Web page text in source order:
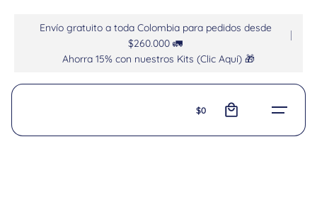
Envío gratuito a toda Colombia para pedidos desde
$260.000 🚛
Ahorra 15% con nuestros Kits (Clic Aquí) 🎁
$0